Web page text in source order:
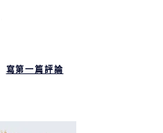
寫第一篇評論